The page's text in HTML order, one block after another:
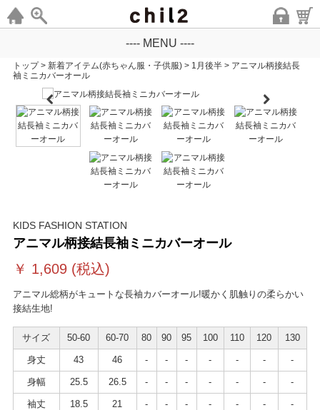
---- MENU ----
トップ > 新着アイテム(赤ちゃん服・子供服) > 1月後半 > アニマル柄接結長
袖ミニカバーオール
KIDS FASHION STATION
アニマル柄接結長袖ミニカバーオール
￥ 1,609(税込)
アニマル総柄がキュートな長袖カバーオール!暖かく肌触りの柔らかい
接結生地!
サイズ 50-60 60-70 80 90 95 100 110 120 130
身丈 43 46 - - - - - - -
身幅 25.5 26.5 - - - - - - -
袖丈 18.5 21 - - - - - - -